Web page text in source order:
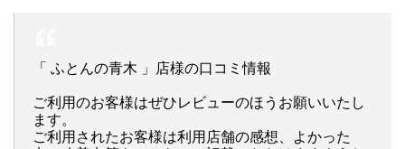
「 ふとんの青木 」店様の口コミ情報
ご利用のお客様はぜひレビューのほうお願いいたし
ます。
ご利用されたお客様は利用店舗の感想、よかった